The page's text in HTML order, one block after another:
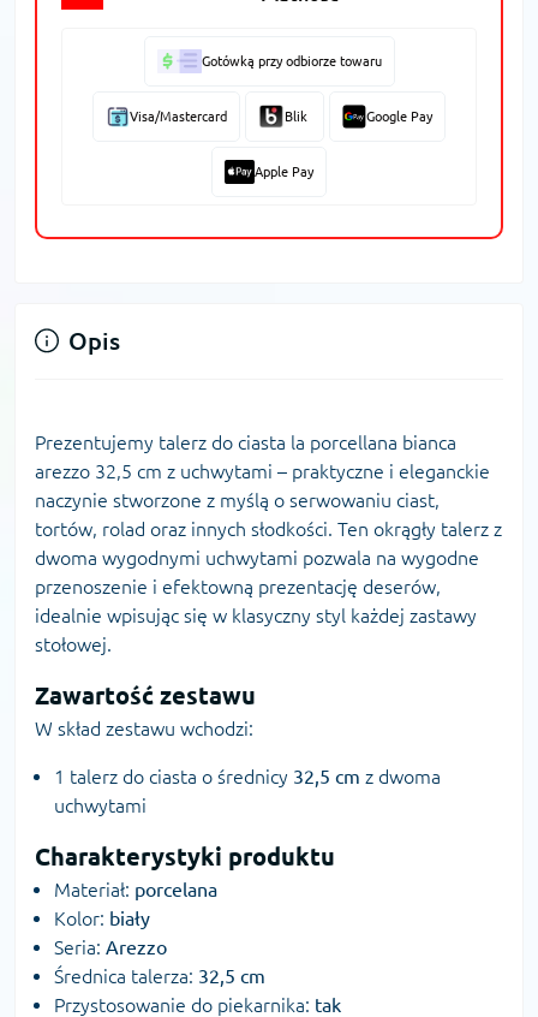
Gotówką przy odbiorze towaru
Visa/Mastercard Blik Google Pay
Apple Pay
Opis
Prezentujemy talerz do ciasta la porcellana bianca
arezzo 32,5 cm z uchwytami – praktyczne i eleganckie
naczynie stworzone z myślą o serwowaniu ciast,
tortów, rolad oraz innych słodkości. Ten okrągły talerz z
dwoma wygodnymi uchwytami pozwala na wygodne
przenoszenie i efektowną prezentację deserów,
idealnie wpisując się w klasyczny styl każdej zastawy
stołowej.
Zawartość zestawu
W skład zestawu wchodzi:
1 talerz do ciasta o średnicy 32,5 cm z dwoma
uchwytami
Charakterystyki produktu
Materiał: porcelana
Kolor: biały
Seria: Arezzo
Średnica talerza: 32,5 cm
Przystosowanie do piekarnika: tak